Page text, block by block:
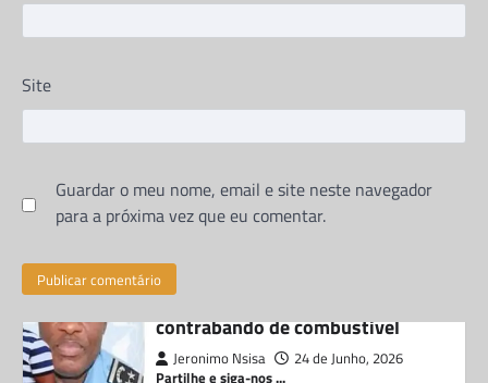
Site
Guardar o meu nome, email e site neste navegador
para a próxima vez que eu comentar.
Partilhe e siga-nos …De acordo com as
DIREITOS HUMANOS
Mais de 50 reclusos morrem
na cadeia de Viana em Luanda
Partilhe e siga-nos ...